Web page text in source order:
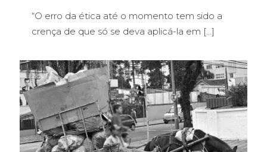
“O erro da ética até o momento tem sido a
crença de que só se deva aplicá-la em […]